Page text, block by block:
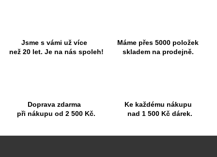
Jsme s vámi už více
než 20 let. Je na nás spoleh!
Máme přes 5000 položek
skladem na prodejně.
Doprava zdarma
při nákupu od 2 500 Kč.
Ke každému nákupu
nad 1 500 Kč dárek.